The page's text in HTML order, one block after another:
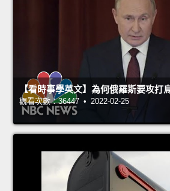
【看時事學英文】為何俄羅斯要攻打
觀看次數：36447 • 2022-02-25